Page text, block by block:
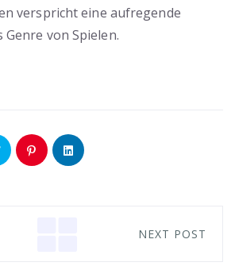
verspricht eine aufregende
von Spielen.
NEXT POST